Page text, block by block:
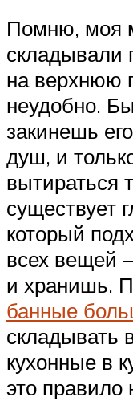
Помню, моя
складывали
на верхнюю
неудобно.
закинешь
душ, и
вытираться
существует
который
всех вещей
и хранишь.
банные
складывать
кухонные в
это правило